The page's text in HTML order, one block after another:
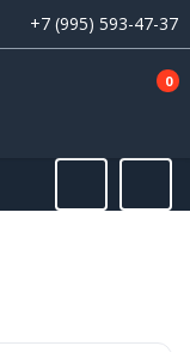
+7 (995) 593-47-37
0